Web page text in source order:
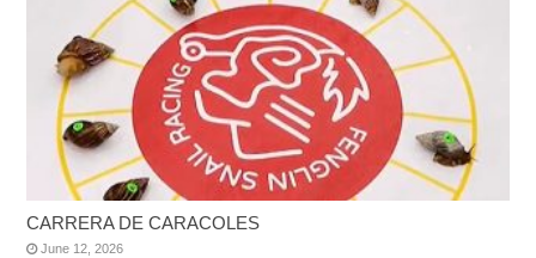
CARRERA DE CARACOLES
June 12, 2026